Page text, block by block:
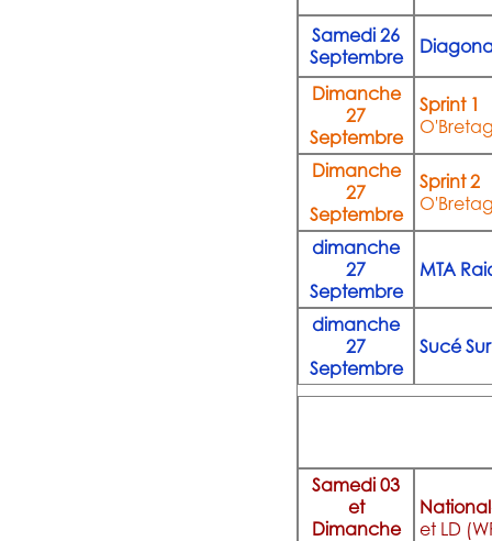
Samedi 26
Septembre
Dimanche
27
Septembre
Sprint 1
Dimanche
27
Septembre
Sprint 2
dimanche
27
Septembre
MTA
dimanche
27
Septembre
Sucé
Samedi 03
et
Dimanche
et LD